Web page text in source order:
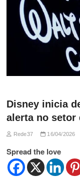
Disney inicia
alerta no setor
Rede37 16/04/2026
Spread the love